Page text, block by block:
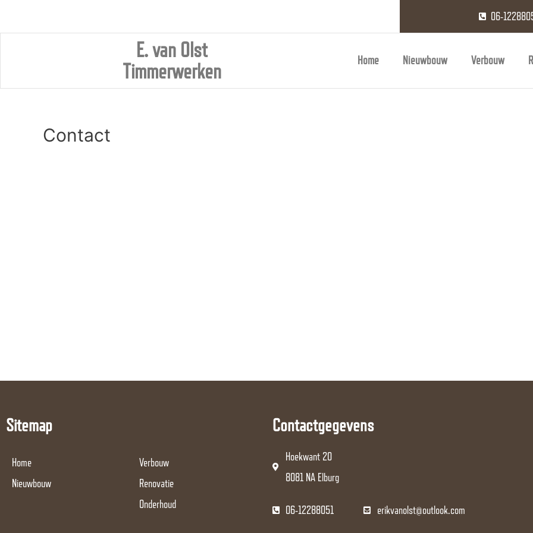
06-
E. van Olst
Timmerwerken
Home Nieuwbouw Verbouw
Contact
Sitemap
Home
Nieuwbouw
Verbouw
Renovatie
Onderhoud
Contactgegevens
Hoekwant 20
8081 NA Elburg
06-12288051 erikvanolst@outlook.com